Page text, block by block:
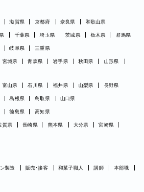
滋賀県 京都府 奈良県 和歌山県
千葉県 埼玉県 茨城県 栃木県 群馬県
岐阜県 三重県
宮城県 青森県 岩手県 秋田県
山形県
富山県 石川県 福井県 山梨県 長野県
島根県 鳥取県 山口県
徳島県 高知県
賀県 長崎県 熊本県 大分県
宮崎県
製造 販売・接客 和菓子職人 講師
本部職